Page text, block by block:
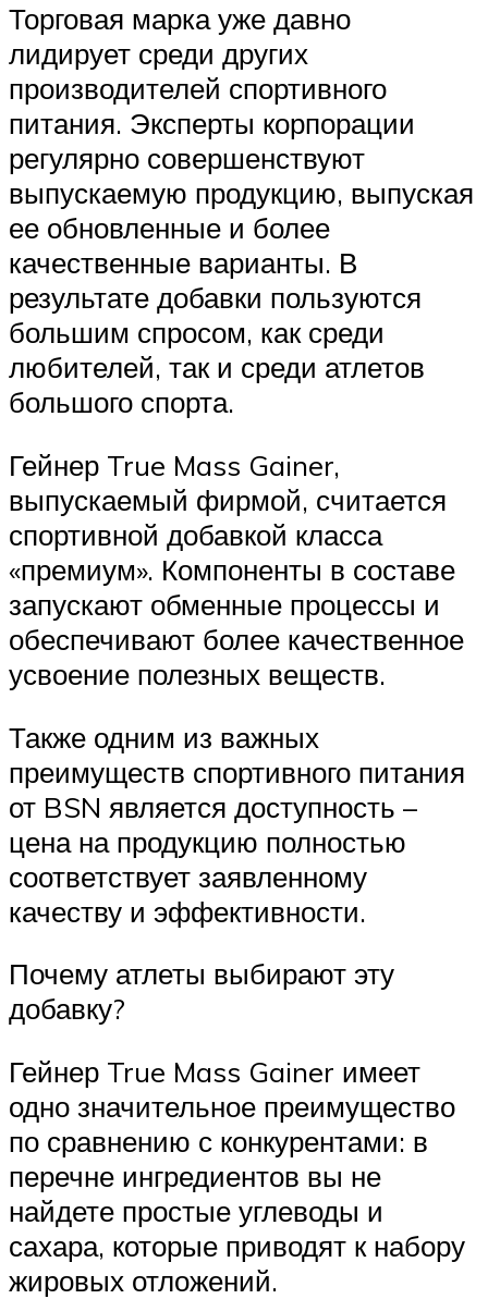
Торговая марка уже давно
лидирует среди других
производителей спортивного
питания. Эксперты корпорации
регулярно совершенствуют
выпускаемую продукцию, выпуская
ее обновленные и более
качественные варианты. В
результате добавки пользуются
большим спросом, как среди
любителей, так и среди атлетов
большого спорта.
Гейнер True Mass Gainer,
выпускаемый фирмой, считается
спортивной добавкой класса
«премиум». Компоненты в составе
запускают обменные процессы и
обеспечивают более качественное
усвоение полезных веществ.
Также одним из важных
преимуществ спортивного питания
от BSN является доступность –
цена на продукцию полностью
соответствует заявленному
качеству и эффективности.
Почему атлеты выбирают эту
добавку?
Гейнер True Mass Gainer имеет
одно значительное преимущество
по сравнению с конкурентами: в
перечне ингредиентов вы не
найдете простые углеводы и
сахара, которые приводят к набору
жировых отложений.